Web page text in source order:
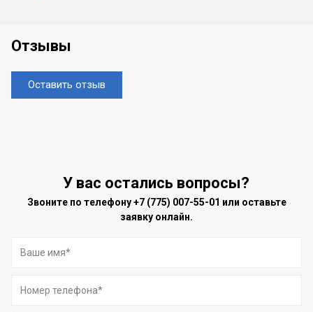
Отзывы
Оставить отзыв
У вас остались вопросы?
Звоните по телефону+7 (775) 007-55-01 или оставьте
заявку онлайн.